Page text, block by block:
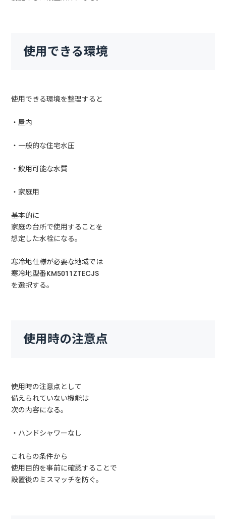
使用できる環境
使用できる環境を整理すると
・屋内
・一般的な住宅水圧
・飲用可能な水質
・家庭用
基本的に
家庭の台所で使用することを
想定した水栓になる。
寒冷地仕様が必要な地域では
寒冷地型番KM5011ZTECJS
を選択する。
使用時の注意点
使用時の注意点として
備えられていない機能は
次の内容になる。
・ハンドシャワーなし
これらの条件から
使用目的を事前に確認することで
設置後のミスマッチを防ぐ。